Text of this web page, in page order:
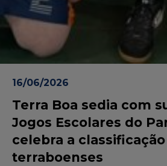
16/06/2026
Terra Boa sedia com
Jogos Escolares do
celebra a
terraboenses